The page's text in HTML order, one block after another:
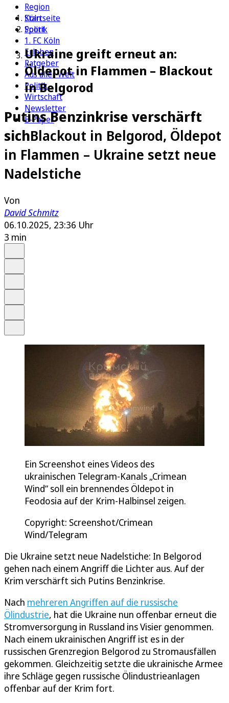
Region
Köln
Sport
1. FC Köln
Erleben
Ratgeber
Aus aller Welt
Politik
Wirtschaft
Newsletter
E-Paper
Startseite
Politik
Ukraine greift erneut an:
Öldepot in Flammen – Blackout
in Belgorod
Putins Benzinkrise verschärft
sichBlackout in Belgorod, Öldepot
in Flammen – Ukraine setzt neue
Nadelstiche
Von
David Schmitz
06.10.2025, 23:36 Uhr
3 min
Ein Screenshot eines Videos des
ukrainischen Telegram-Kanals „Crimean
Wind“ soll ein brennendes Öldepot in
Feodosia auf der Krim-Halbinsel zeigen.
Copyright: Screenshot/Crimean
Wind/Telegram
Die Ukraine setzt neue Nadelstiche: In Belgorod
gehen nach einem Angriff die Lichter aus. Auf der
Krim verschärft sich Putins Benzinkrise.
Nach mehreren Angriffen auf die russische
Ölindustrie, hat die Ukraine nun offenbar erneut die
Stromversorgung in Russland ins Visier genommen.
Nach einem ukrainischen Angriff ist es in der
russischen Grenzregion Belgorod zu Stromausfällen
gekommen. Gleichzeitig setzte die ukrainische Armee
ihre Schläge gegen russische Ölindustrieanlagen
offenbar auf der Krim fort.